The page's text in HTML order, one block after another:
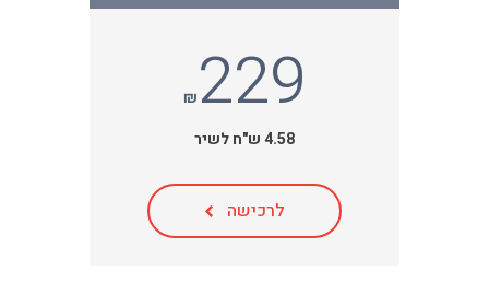
₪229
4.58 ש"ח לשיר
לרכישה